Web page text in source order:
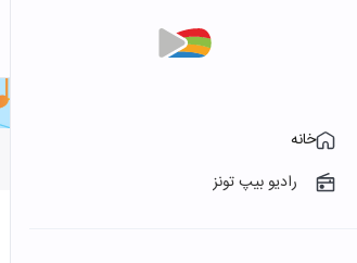
خانه
رادیو بیپ تونز